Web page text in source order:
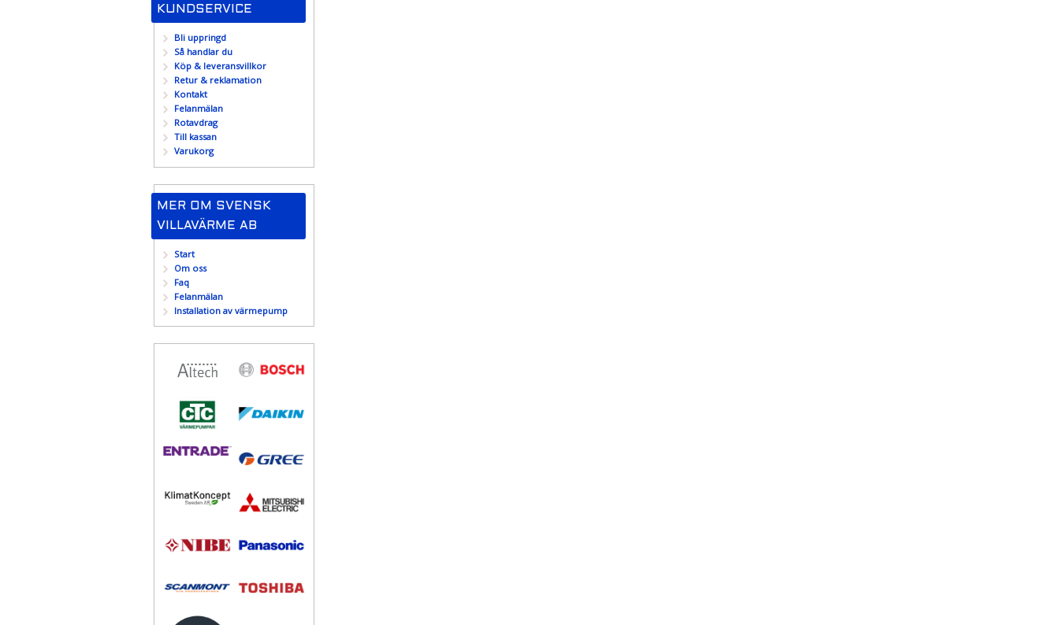
KUNDSERVICE
Bli uppringd
Så handlar du
Köp & leveransvillkor
Retur & reklamation
Kontakt
Felanmälan
Rotavdrag
Till kassan
Varukorg
MER OM SVENSK
VILLAVÄRME AB
Start
Om oss
Faq
Felanmälan
Installation av värmepump